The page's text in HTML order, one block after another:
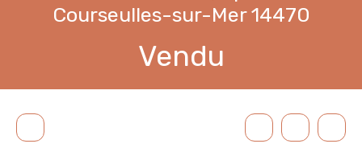
Courseulles-sur-Mer 14470
Vendu